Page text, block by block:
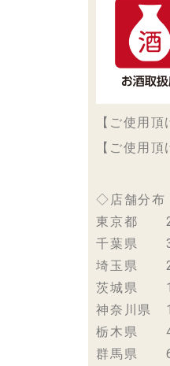
【ご使用
【ご使用
◇店舗分布
東京都
千葉県
埼玉県
茨城県
神奈川県
栃木県 4
群馬県 6